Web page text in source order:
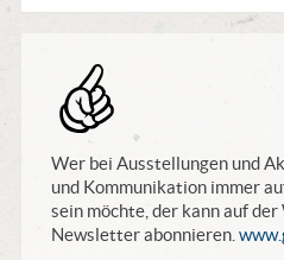
Wer bei Ausstellungen und
und Kommunikation immer
sein möchte, der kann auf
Newsletter abonnieren.